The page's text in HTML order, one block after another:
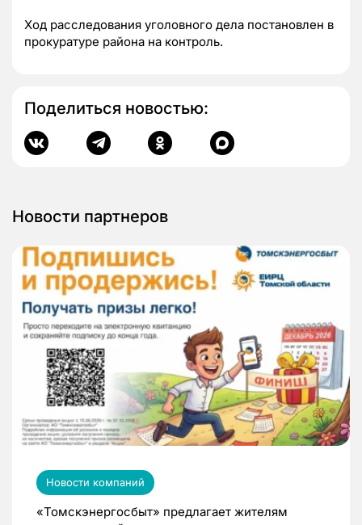
Ход расследования уголовного дела постановлен в
прокуратуре района на контроль.
Поделиться новостью:
Новости партнеров
Новости компаний
«Томскэнергосбыт» предлагает жителям